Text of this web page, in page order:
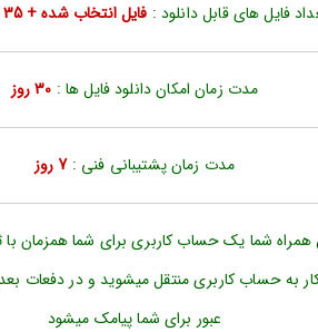
فایل های قابل دانلود : فایل انتخاب شده + 35 فایل دیگر
مدت زمان امکان دانلود فایل ها : 30 روز
مدت زمان پشتیبانی فنی :7 روز
همراه شما یک حساب کاربری برای شما همزمان
به حساب کاربری منتقل میشوید و در دفعات
عبور برای شما پیامک میشود